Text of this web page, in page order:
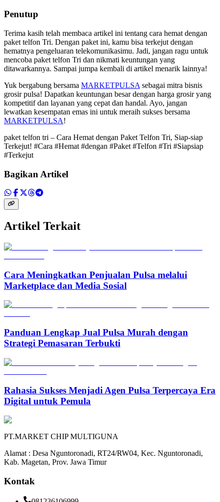
Penutup
Terima kasih telah membaca artikel ini tentang cara hemat dengan
paket telfon Tri. Dengan paket ini, kamu bisa terkejut dengan
hematnya pengeluaran telekomunikasimu. Jadi, jangan ragu untuk
mencoba paket telfon Tri dan nikmati keuntungan yang
ditawarkannya. Sampai jumpa kembali di artikel menarik lainnya!
Yuk bergabung bersama MARKETPULSA sebagai mitra bisnis
grosir pulsa! Dapatkan keuntungan besar dengan harga grosir yang
kompetitif dan layanan yang cepat dan handal. Ayo, jangan
lewatkan kesempatan emas ini untuk meraih sukses bersama
MARKETPULSA!
paket telfon tri – Cara Hemat dengan Paket Telfon Tri, Siap-siap
Terkejut! #Cara #Hemat #dengan #Paket #Telfon #Tri #Siapsiap
#Terkejut
Bagikan Artikel
Artikel Terkait
Cara Meningkatkan Penjualan Pulsa melalui
Marketplace dan Media Sosial
Panduan Lengkap Jual Pulsa Murah dengan
Strategi Pemasaran Terbukti
Rahasia Sukses Menjadi Agen Pulsa Terpercaya Era
Digital untuk Pemula
PT.MARKET CHIP MULTIGUNA
Alamat : Desa Nguntoronadi, RT24/RW04, Kec. Nguntoronadi,
Kab. Magetan, Prov. Jawa Timur
Kontak